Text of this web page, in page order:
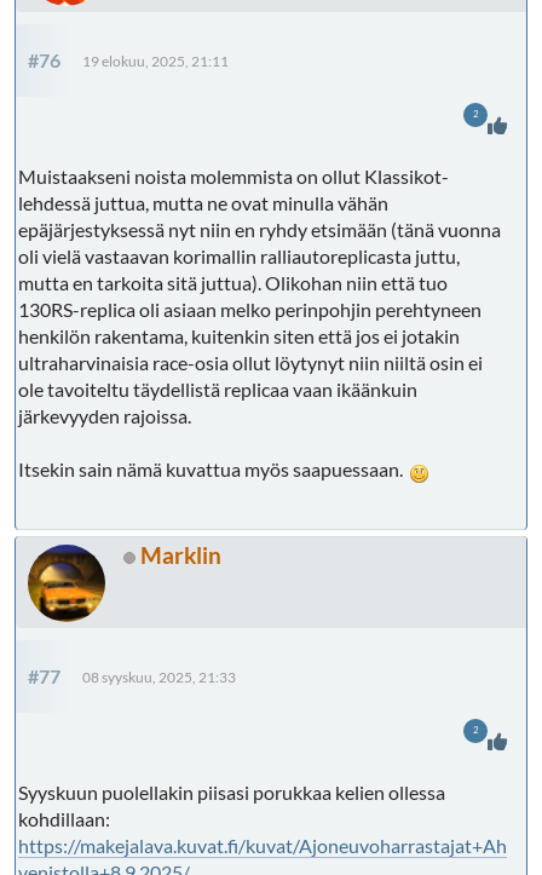
#76 19 elokuu, 2025, 21:11
Muistaakseni noista molemmista on ollut Klassikot-
lehdessä juttua, mutta ne ovat minulla vähän
epäjärjestyksessä nyt niin en ryhdy etsimään (tänä vuonna
oli vielä vastaavan korimallin ralliautoreplicasta juttu,
mutta en tarkoita sitä juttua). Olikohan niin että tuo
130RS-replica oli asiaan melko perinpohjin perehtyneen
henkilön rakentama, kuitenkin siten että jos ei jotakin
ultraharvinaisia race-osia ollut löytynyt niin niiltä osin ei
ole tavoiteltu täydellistä replicaa vaan ikäänkuin
järkevyyden rajoissa.
Itsekin sain nämä kuvattua myös saapuessaan.
2
Marklin
#77 08 syyskuu, 2025, 21:33
Syyskuun puolellakin piisasi porukkaa kelien ollessa
kohdillaan:
https://makejalava.kuvat.fi/kuvat/Ajoneuvoharrastajat+Ah
2